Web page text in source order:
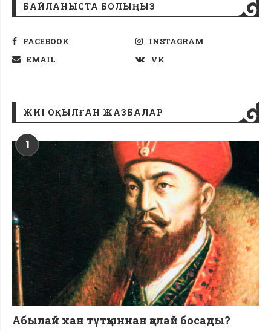
БАЙЛАНЫСТА БОЛЫҢЫЗ
FACEBOOK
INSTAGRAM
EMAIL
VK
ЖИІ ОҚЫЛҒАН ЖАЗБАЛАР
1
Абылай хан тұтқыннан қалай босады?